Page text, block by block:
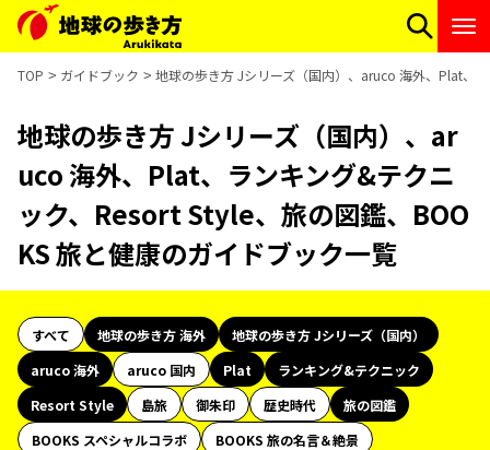
TOP ガイドブック 地球の歩き方 Jシリーズ（国内）、aruco 海外、Plat、
地球の歩き方 Jシリーズ（国内）、ar
uco 海外、Plat、ランキング&テクニ
ック、Resort Style、旅の図鑑、BOO
KS 旅と健康のガイドブック一覧
すべて 地球の歩き方 海外
地球の歩き方 Jシリーズ（国内）
aruco 海外
aruco 国内 Plat
ランキング&テクニック
Resort Style
島旅 御朱印 歴史時代
旅の図鑑
BOOKS スペシャルコラボ
BOOKS 旅の名言＆絶景